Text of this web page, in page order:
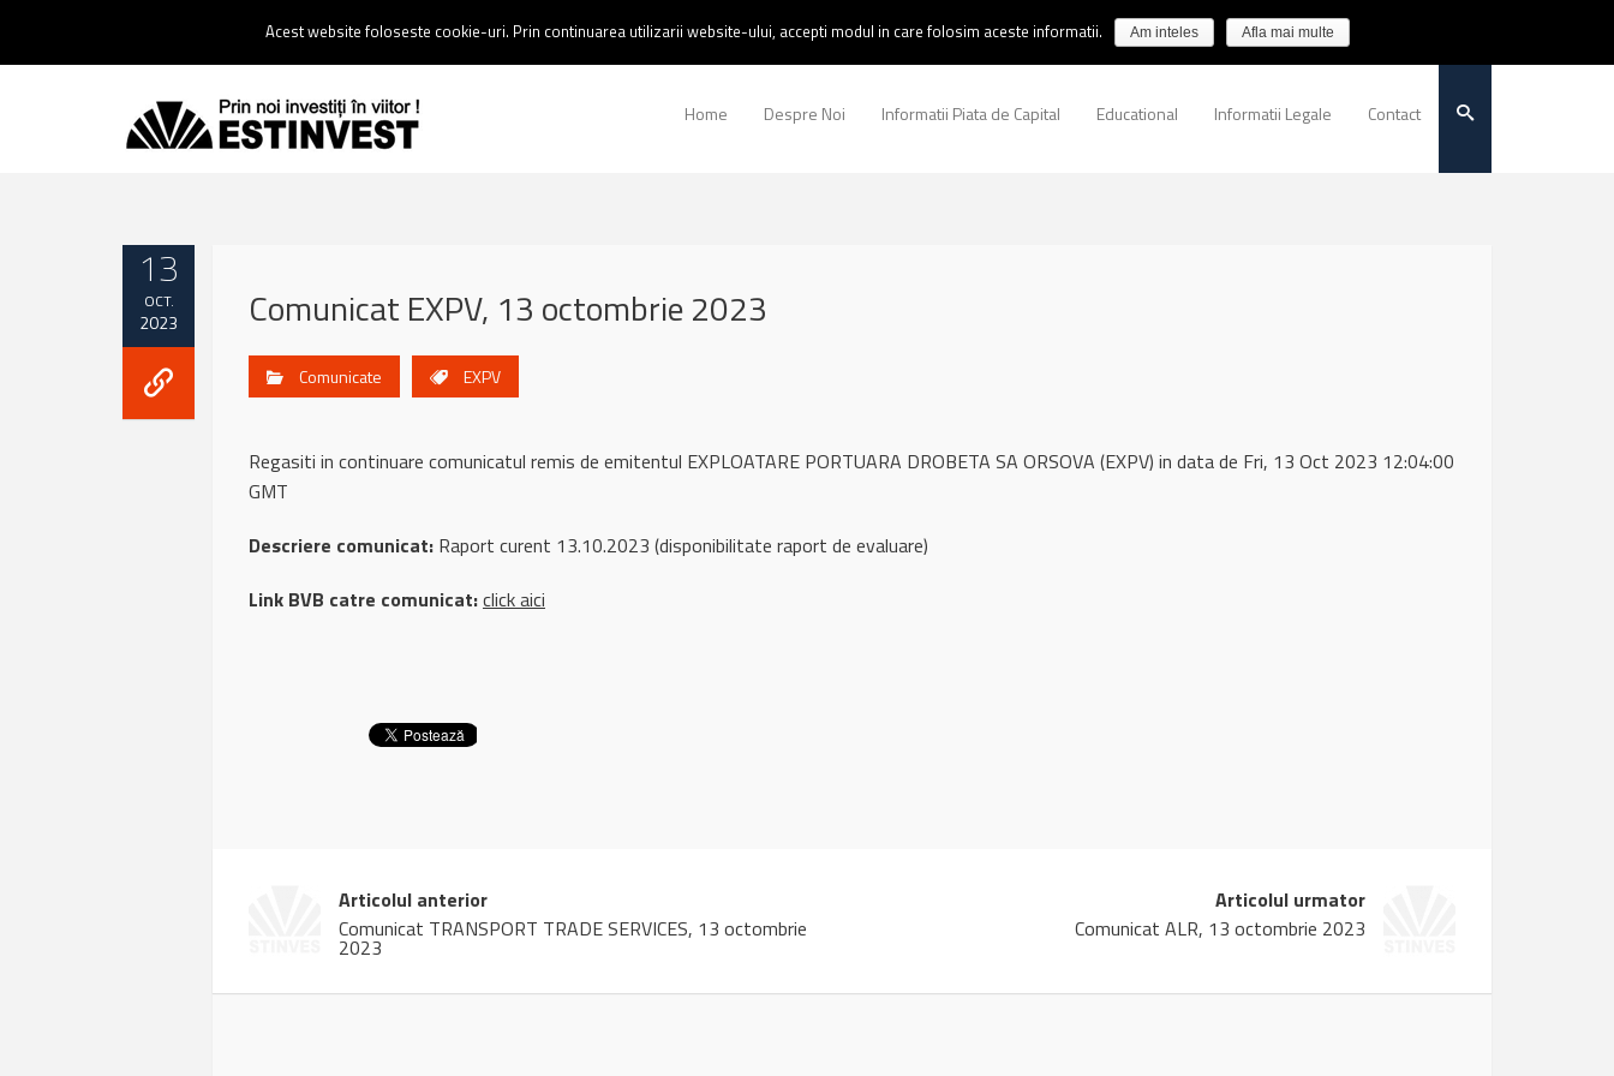
0237 238 900 |Email :contact@estinvest.ro
Home Despre Noi Informatii Piata de Capital Educational Informatii Legale Contact
13
OCT.
2023 Comunicat EXPV, 13 octombrie 2023
Comunicate EXPV
Regasiti in continuare comunicatul remis de emitentul EXPLOATARE PORTUARA DROBETA SA ORSOVA (EXPV) in data de Fri, 13 Oct 2023 12:04:00
GMT
Descriere comunicat: Raport curent 13.10.2023 (disponibilitate raport de evaluare)
Link BVB catre comunicat:click aici
Articolul anterior
Comunicat TRANSPORT TRADE SERVICES, 13 octombrie
2023
Articolul urmator
Comunicat ALR, 13 octombrie 2023
Acest website foloseste cookie-uri. Prin continuarea utilizarii website-ului, accepti modul in care folosim aceste informatii. Am inteles Afla mai multe